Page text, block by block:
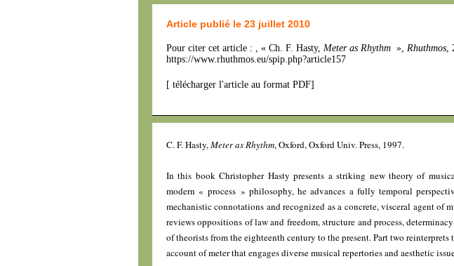
Article publié le 23 juillet 2010
Pour citer cet article : , « Ch. F. Hasty, Meter as Rhythm », Rhuthmos,
https://www.rhuthmos.eu/spip.php?article157
[ télécharger l'article au format PDF]
C. F. Hasty,Meter as Rhythm, Oxford, Oxford Univ. Press, 1997.
In this book Christopher Hasty presents a striking new theory of
modern « process » philosophy, he advances a fully temporal
mechanistic connotations and recognized as a concrete, visceral agent of
reviews oppositions of law and freedom, structure and process,
of theorists from the eighteenth century to the present. Part two
account of meter that engages diverse musical repertories and aesthetic